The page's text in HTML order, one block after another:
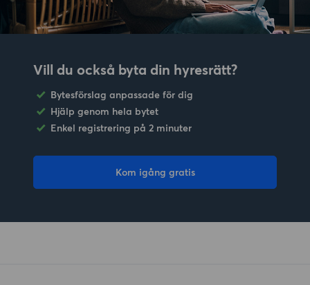
Vill du också byta din hyresrätt?
Bytesförslag anpassade för dig
Hjälp genom hela bytet
Enkel registrering på 2 minuter
Kom igång gratis